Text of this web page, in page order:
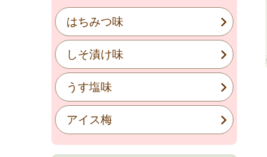
はちみつ味
しそ漬け味
うす塩味
アイス梅